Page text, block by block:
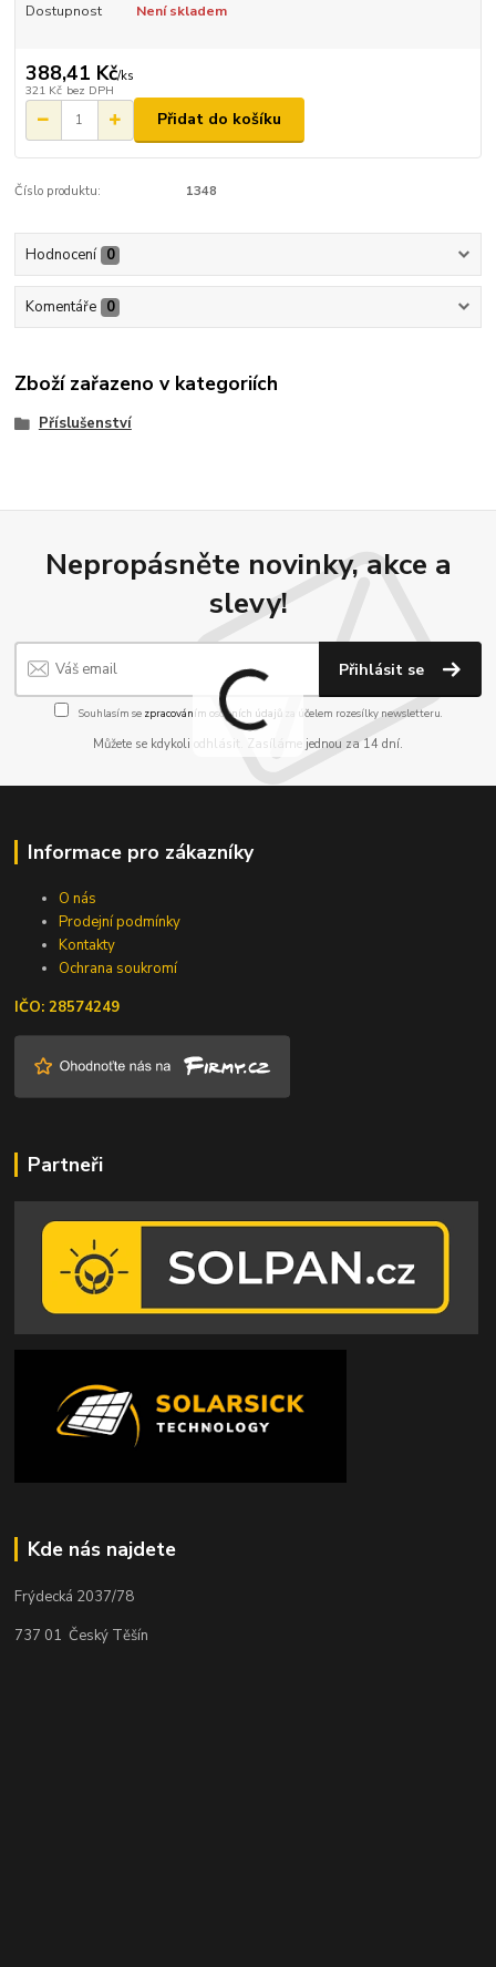
Dostupnost Není skladem
388,41 Kč/ks
321 Kč bez DPH
Přidat do košíku
Číslo produktu: 1348
Hodnocení 0
Komentáře 0
Zboží zařazeno v kategoriích
Příslušenství
Nepropásněte novinky, akce a
slevy!
Přihlásit se
Souhlasím se zpracováním osobních údajůza účelem rozesílky newsletteru.
Můžete se kdykoli odhlásit. Zasíláme jednou za 14 dní.
Informace pro zákazníky
O nás
Prodejní podmínky
Kontakty
Ochrana soukromí
IČO: 28574249
Partneři
Kde nás najdete
Frýdecká 2037/78
737 01 Český Těšín